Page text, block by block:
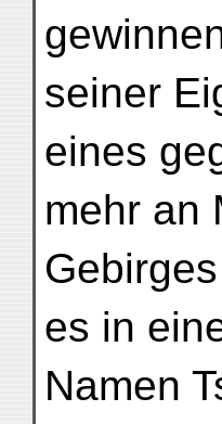
seiner
eines
mehr an
es in
Namen